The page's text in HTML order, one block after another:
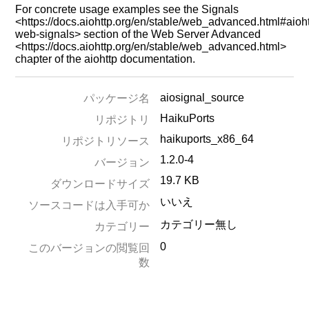
For concrete usage examples see the Signals
<https://docs.aiohttp.org/en/stable/
web-signals> section of the Web Server Advanced
<https://docs.aiohttp.org/en/stable/web_advanced.html>
chapter of the aiohttp documentation.
パッケージ名
aiosignal_source
リポジトリ
HaikuPorts
リポジトリソース
haikuports_x86_64
バージョン
1.2.0-4
ダウンロードサイズ 19.7 KB
ソースコードは入手可か いいえ
カテゴリー
カテゴリー無し
このバージョンの閲覧回
数
0